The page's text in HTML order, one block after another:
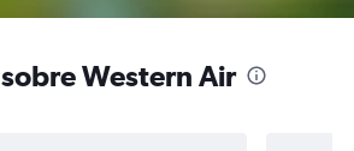
Western Air